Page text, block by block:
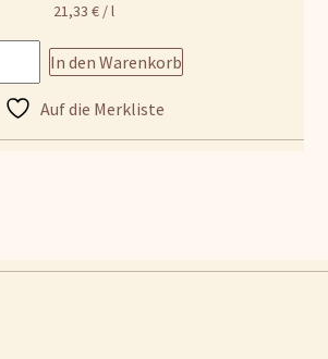
21,33 € /l
In den Warenkorb
Auf die Merkliste